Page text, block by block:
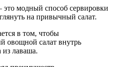
модный способ сервировки
на привычный салат.
в том, чтобы
овощной салат внутрь
из лаваша.